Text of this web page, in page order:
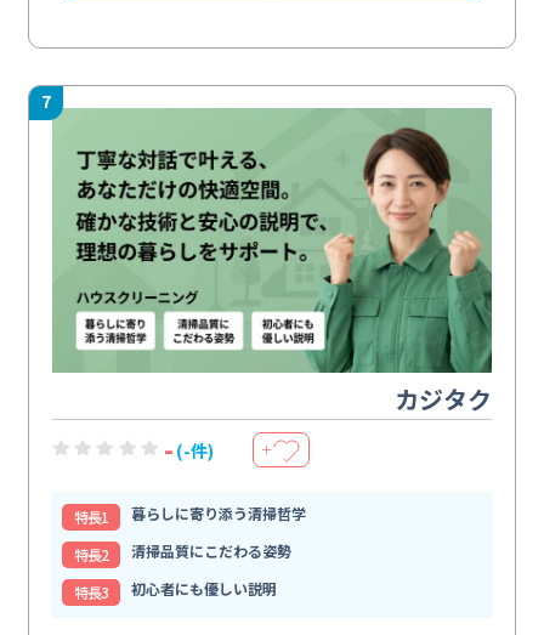
7
カジタク
- (-件) ＋
特⻑1
暮らしに寄り添う清掃哲学
特⻑2
清掃品質にこだわる姿勢
特⻑3
初心者にも優しい説明